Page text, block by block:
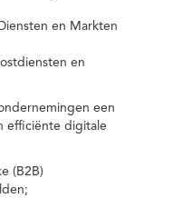
en Markten
en
een
efficiënte digitale
(B2B)